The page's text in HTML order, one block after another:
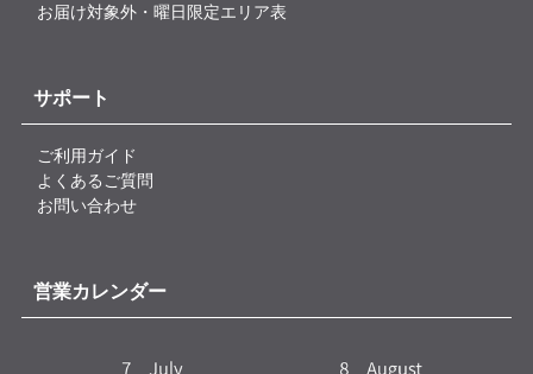
お届け対象外・曜日限定エリア表
サポート
ご利用ガイド
よくあるご質問
お問い合わせ
営業カレンダー